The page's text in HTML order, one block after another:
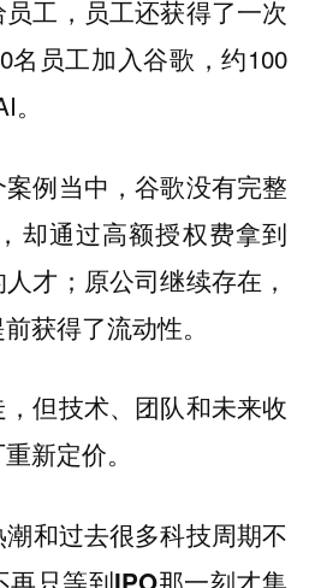
工，员工还获得了一次
名员工加入谷歌，约100
例当中，谷歌没有完整
却通过高额授权费拿到
才；原公司继续存在，
获得了流动性。
但技术、团队和未来收
新定价。
和过去很多科技周期不